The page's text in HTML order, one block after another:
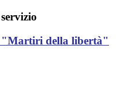
"Martiri della libertà"